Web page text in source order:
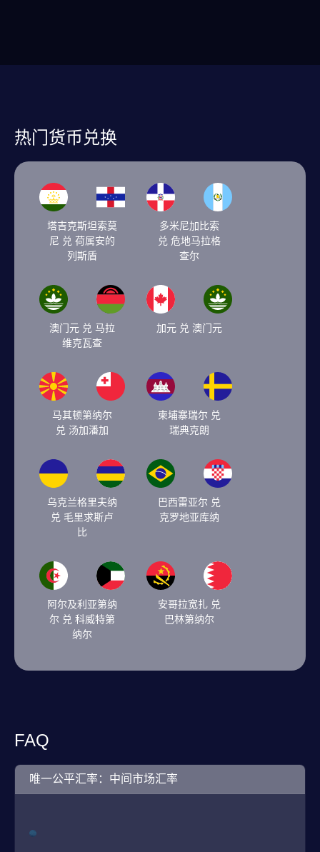
热门货币兑换
塔吉克斯坦索莫
尼 兑 荷属安的
列斯盾
多米尼加比索
兑 危地马拉格
查尔
澳门元 兑 马拉
维克瓦查
加元 兑 澳门元
马其顿第纳尔
兑 汤加潘加
柬埔寨瑞尔 兑
瑞典克朗
乌克兰格里夫纳
兑 毛里求斯卢
比
巴西雷亚尔 兑
克罗地亚库纳
阿尔及利亚第纳
尔 兑 科威特第
纳尔
安哥拉宽扎 兑
巴林第纳尔
FAQ
唯一公平汇率：中间市场汇率